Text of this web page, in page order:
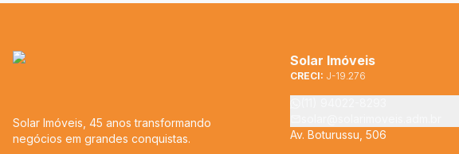
Solar Imóveis, 45 anos transformando
negócios em grandes conquistas.
Solar Imóveis
CRECI: J-19.276
Av. Boturussu, 506